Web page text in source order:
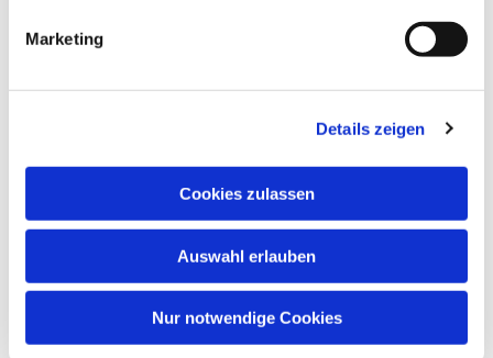
Marketing
Details zeigen
Cookies zulassen
Auswahl erlauben
Nur notwendige Cookies